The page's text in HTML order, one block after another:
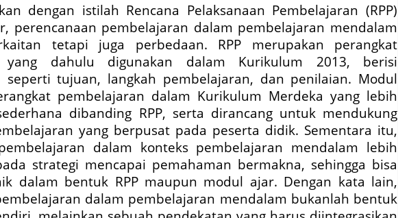
dengan istilah Rencana Pelaksanaan Pembelajaran (RPP)
perencanaan pembelajaran dalam pembelajaran mendalam
tetapi juga perbedaan. RPP merupakan perangkat
yang dahulu digunakan dalam Kurikulum 2013, berisi
seperti tujuan, langkah pembelajaran, dan penilaian. Modul
pembelajaran dalam Kurikulum Merdeka yang lebih
dibanding RPP, serta dirancang untuk mendukung
yang berpusat pada peserta didik. Sementara itu,
dalam konteks pembelajaran mendalam lebih
strategi mencapai pemahaman bermakna, sehingga bisa
dalam bentuk RPP maupun modul ajar. Dengan kata lain,
dalam pembelajaran mendalam bukanlah bentuk